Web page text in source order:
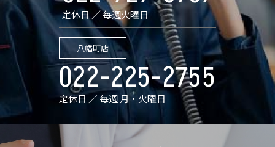
定休日 ／ 毎週火曜日
八幡町店
022-225-2755
定休日 ／ 毎週 月・火曜日